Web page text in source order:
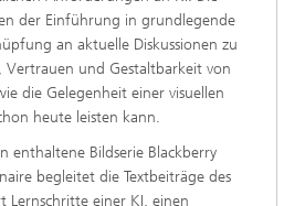
der Einführung in grundlegende
an aktuelle Diskussionen zu
Vertrauen und Gestaltbarkeit von
die Gelegenheit einer visuellen
heute leisten kann.
enthaltene Bildserie Blackberry
begleitet die Textbeiträge des
Lernschritte einer KI, einen